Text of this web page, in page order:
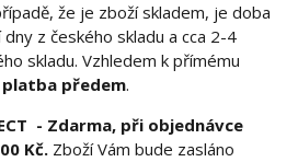
že je zboží skladem, je doba
z českého skladu a cca 2-4
skladu. Vzhledem k přímému
platba předem.
- Zdarma, při objednávce
Kč. Zboží Vám bude zasláno